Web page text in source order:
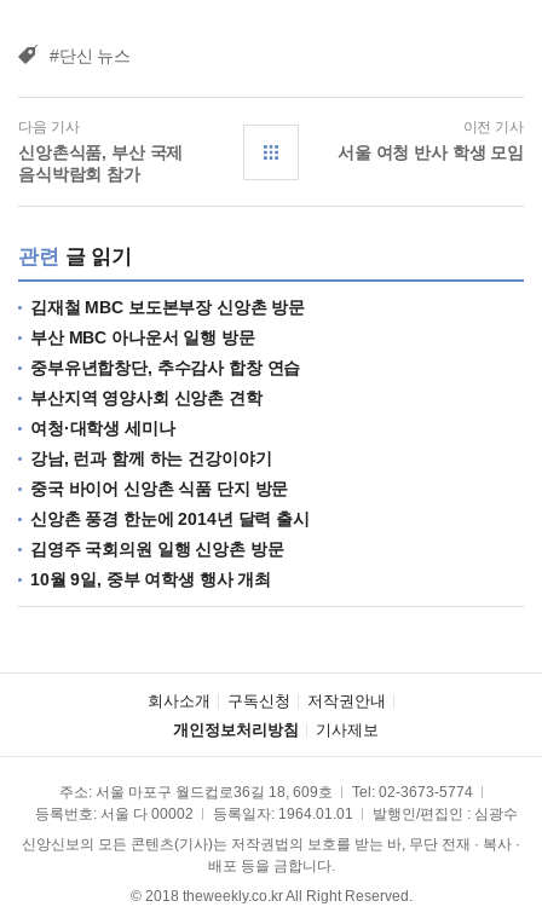
#단신 뉴스
다음 기사
신앙촌식품, 부산 국제
음식박람회 참가
이전 기사
서울 여청 반사 학생 모임
관련 글 읽기
김재철 MBC 보도본부장 신앙촌 방문
부산 MBC 아나운서 일행 방문
중부유년합창단, 추수감사 합창 연습
부산지역 영양사회 신앙촌 견학
여청·대학생 세미나
강남, 런과 함께 하는 건강이야기
중국 바이어 신앙촌 식품 단지 방문
신앙촌 풍경 한눈에 2014년 달력 출시
김영주 국회의원 일행 신앙촌 방문
10월 9일, 중부 여학생 행사 개최
회사소개 구독신청
저작권안내
개인정보처리방침
기사제보
주소: 서울 마포구 월드컵로36길 18, 609호 Tel: 02-3673-5774
등록번호: 서울 다 00002
등록일자: 1964.01.01
발행인/편집인 : 심광수
신앙신보의 모든 콘텐츠(기사)는 저작권법의 보호를 받는 바, 무단 전재 · 복사 ·
배포 등을 금합니다.
© 2018 theweekly.co.kr All Right Reserved.